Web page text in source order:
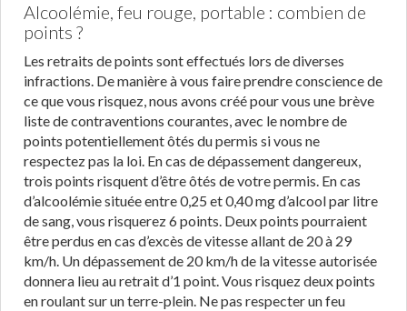
Alcoolémie, feu rouge, portable : combien de
points ?
Les retraits de points sont effectués lors de diverses
infractions. De manière à vous faire prendre conscience de
ce que vous risquez, nous avons créé pour vous une brève
liste de contraventions courantes, avec le nombre de
points potentiellement ôtés du permis si vous ne
respectez pas la loi. En cas de dépassement dangereux,
trois points risquent d’être ôtés de votre permis. En cas
d’alcoolémie située entre 0,25 et 0,40 mg d’alcool par litre
de sang, vous risquerez 6 points. Deux points pourraient
être perdus en cas d’excès de vitesse allant de 20 à 29
km/h. Un dépassement de 20 km/h de la vitesse autorisée
donnera lieu au retrait d’1 point. Vous risquez deux points
en roulant sur un terre-plein. Ne pas respecter un feu